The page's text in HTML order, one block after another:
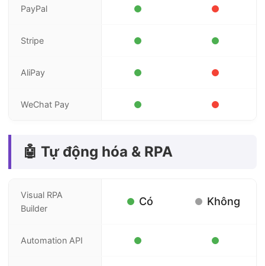
PayPal
Stripe
AliPay
WeChat Pay
🤖 Tự động hóa & RPA
Visual RPA
Builder
Có Không
Automation API